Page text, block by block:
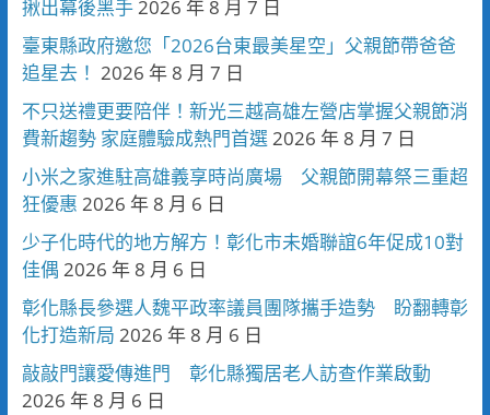
揪出幕後黑手2026 年 8 月 7 日
臺東縣政府邀您「2026台東最美星空」父親節帶爸爸
追星去！ 2026 年 8 月 7 日
不只送禮更要陪伴！新光三越高雄左營店掌握父親節消
費新趨勢 家庭體驗成熱門首選2026 年 8 月 7 日
小米之家進駐高雄義享時尚廣場 父親節開幕祭三重超
狂優惠 2026 年 8 月 6 日
少子化時代的地方解方！彰化市未婚聯誼6年促成10對
佳偶 2026 年 8 月 6 日
彰化縣長參選人魏平政率議員團隊攜手造勢 盼翻轉彰
化打造新局 2026 年 8 月 6 日
敲敲門讓愛傳進門 彰化縣獨居老人訪查作業啟動
2026 年 8 月 6 日